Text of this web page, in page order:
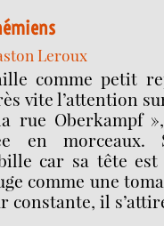
Leroux
comme petit
vite l’attention
rue Oberkampf
en morceaux.
car sa tête
comme une
constante, il